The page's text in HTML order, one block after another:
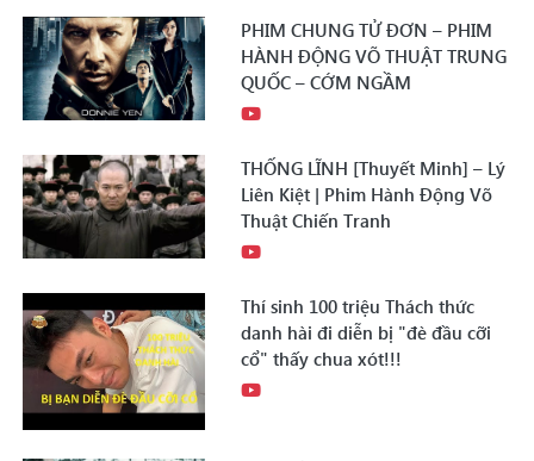
PHIM CHUNG TỬ ĐƠN – PHIM
HÀNH ĐỘNG VÕ THUẬT TRUNG
QUỐC – CỚM NGẦM
THỐNG LĨNH [Thuyết Minh] – Lý
Liên Kiệt | Phim Hành Động Võ
Thuật Chiến Tranh
Thí sinh 100 triệu Thách thức
danh hài đi diễn bị "đè đầu cỡi
cổ" thấy chua xót!!!